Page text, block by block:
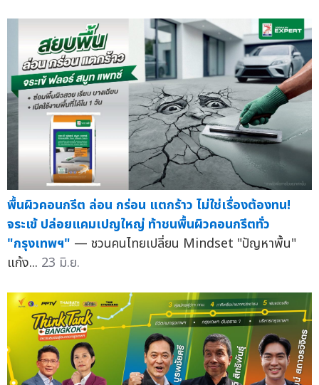
พื้นผิวคอนกรีต ล่อน กร่อน แตกร้าว ไม่ใช่เรื่องต้องทน!
จระเข้ ปล่อยแคมเปญใหญ่ ท้าชนพื้นผิวคอนกรีตทั่ว
"กรุงเทพฯ" — ชวนคนไทยเปลี่ยน Mindset "ปัญหาพื้น"
แก้ง... 23 มิ.ย.